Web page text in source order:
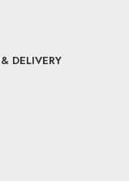
DELIVERY